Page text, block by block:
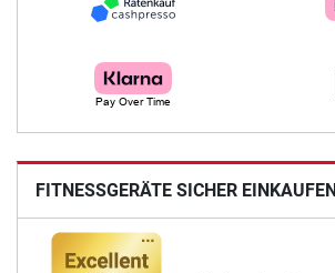
FITNESSGERÄTE SICHER EINKAUFEN